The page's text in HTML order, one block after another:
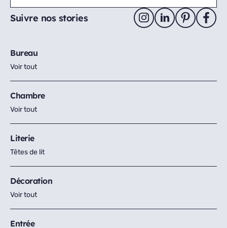
Suivre nos stories
Bureau
Voir tout
Chambre
Voir tout
Literie
Têtes de lit
Décoration
Voir tout
Entrée